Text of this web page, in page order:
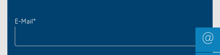
E-Mail *